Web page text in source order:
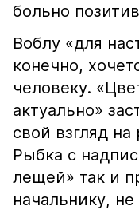
больно
Воблу «для
конечно,
человеку.
актуально»
свой взгляд
Рыбка с
лещей» так и
начальнику,